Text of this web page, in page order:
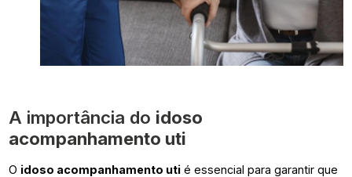
A importância do idoso
acompanhamento uti
O idoso acompanhamento uti é essencial para garantir que